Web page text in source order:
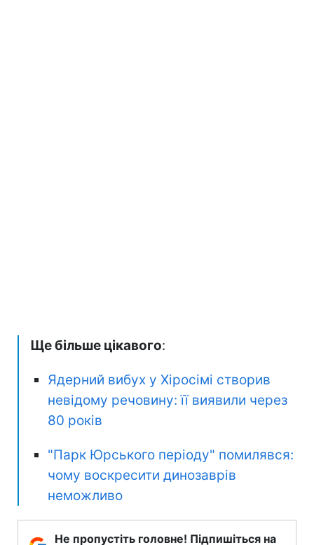
Ще більше цікавого:
Ядерний вибух у Хіросімі створив
невідому речовину: її виявили через
80 років
"Парк Юрського періоду" помилявся:
чому воскресити динозаврів
неможливо
Не пропустіть головне! Підпишіться на